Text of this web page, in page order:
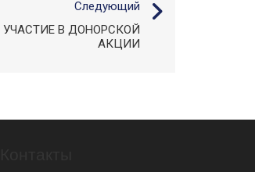
Следующий
В ДОНОРСКОЙ
АКЦИИ